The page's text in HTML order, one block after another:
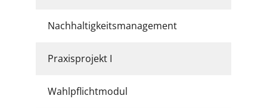
Nachhaltigkeitsmanagement
Praxisprojekt I
Wahlpflichtmodul